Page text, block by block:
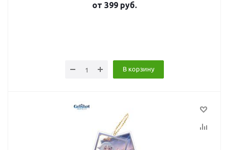
от 399 руб.
В корзину